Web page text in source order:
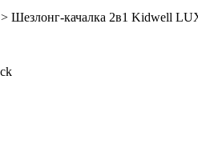
> Шезлонг-качалка 2в1 Kidwell